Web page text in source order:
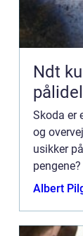
Ndt
Skoda er
og
usikker
Skoda?
Albert